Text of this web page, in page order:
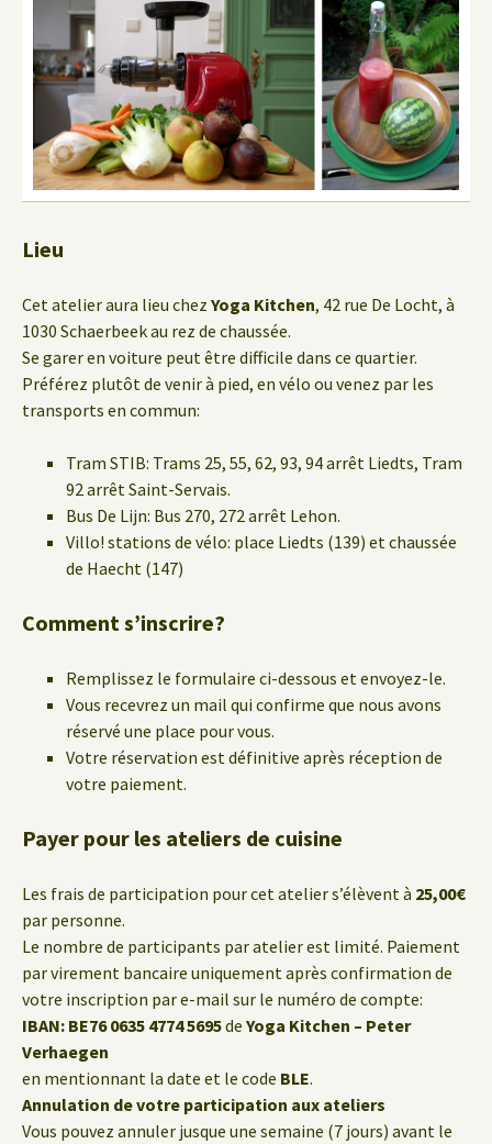
Lieu
Cet atelier aura lieu chez Yoga Kitchen, 42 rue De Locht, à
1030 Schaerbeek au rez de chaussée.
Se garer en voiture peut être difficile dans ce quartier.
Préférez plutôt de venir à pied, en vélo ou venez par les
transports en commun:
Tram STIB: Trams 25, 55, 62, 93, 94 arrêt Liedts, Tram
92 arrêt Saint-Servais.
Bus De Lijn: Bus 270, 272 arrêt Lehon.
Villo! stations de vélo: place Liedts (139) et chaussée
de Haecht (147)
Comment s’inscrire?
Remplissez le formulaire ci-dessous et envoyez-le.
Vous recevrez un mail qui confirme que nous avons
réservé une place pour vous.
Votre réservation est définitive après réception de
votre paiement.
Payer pour les ateliers de cuisine
Les frais de participation pour cet atelier s’élèvent à 25,00€
par personne.
Le nombre de participants par atelier est limité. Paiement
par virement bancaire uniquement après confirmation de
votre inscription par e-mail sur le numéro de compte:
IBAN: BE76 0635 4774 5695de Yoga Kitchen – Peter
Verhaegen
en mentionnant la date et le code BLE.
Annulation de votre participation aux ateliers
Vous pouvez annuler jusque une semaine (7 jours) avant le